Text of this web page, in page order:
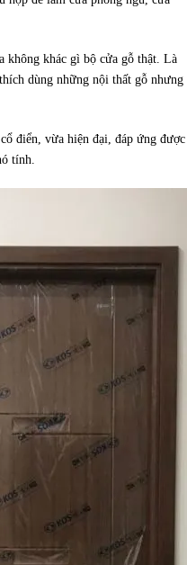
không khác gì bộ cửa gỗ thật. Là
dùng những nội thất gỗ nhưng
điển, vừa hiện đại, đáp ứng được
tính.